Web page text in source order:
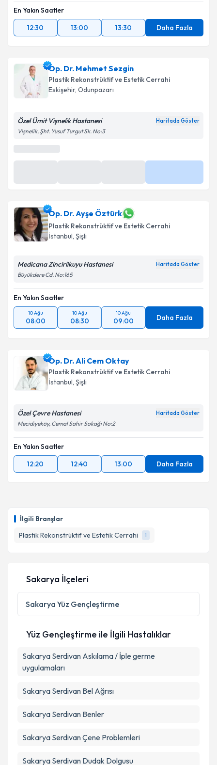
İlgili Branşlar
Plastik Rekonstrüktif ve Estetik Cerrahi
1
En Yakın Saatler
12:30
13:00 13:30 Daha Fazla
Op. Dr. Mehmet Sezgin
Plastik Rekonstrüktif ve Estetik Cerrahi
Eskişehir, Odunpazarı
Özel Ümit Vişnelik Hastanesi Haritada Göster
Vişnelik, Şht. Yusuf Turgut Sk. No:3
Op. Dr. Ayşe Öztürk
Plastik Rekonstrüktif ve Estetik Cerrahi
İstanbul, Şişli
Medicana Zincirlikuyu Hastanesi Haritada Göster
Büyükdere Cd. No:165
En Yakın Saatler
10 Ağu
08:00
10 Ağu
08:30
10 Ağu
09:00 Daha Fazla
Op. Dr. Ali Cem Oktay
Plastik Rekonstrüktif ve Estetik Cerrahi
İstanbul, Şişli
Özel Çevre Hastanesi Haritada Göster
Mecidiyeköy, Cemal Sahir Sokağı No:2
En Yakın Saatler
12:20
12:40 13:00 Daha Fazla
Sakarya İlçeleri
Sakarya Yüz Gençleştirme
Yüz Gençleştirme ile İlgili Hastalıklar
Sakarya Serdivan Askılama / İple germe
uygulamaları
Sakarya Serdivan Bel Ağrısı
Sakarya Serdivan Benler
Sakarya Serdivan Çene Problemleri
Sakarya Serdivan Dudak Dolgusu